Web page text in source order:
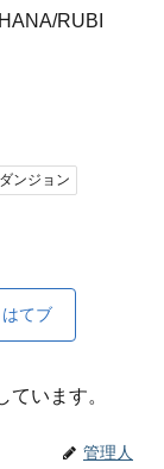
RUBI
ンジョン
はてブ
います。
管理人